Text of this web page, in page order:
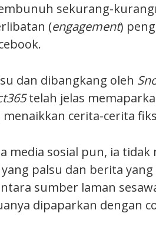
sekurang-
(engagement)
dan dibangkang oleh
telah jelas
cerita-cerita
media sosial pun, ia
palsu dan berita
sumber laman
dipaparkan dengan